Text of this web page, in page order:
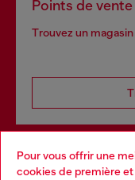
Pour vous offrir une
cookies de première
Points de vente
Trouvez un
Services